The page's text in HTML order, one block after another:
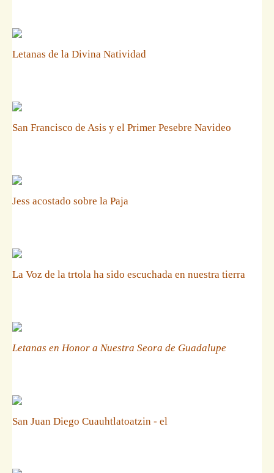
Letanas de la Divina Natividad
San Francisco de Asis y el Primer Pesebre Navideo
Jess acostado sobre la Paja
La Voz de la trtola ha sido escuchada en nuestra tierra
Letanas en Honor a Nuestra Seora de Guadalupe
San Juan Diego Cuauhtlatoatzin - el